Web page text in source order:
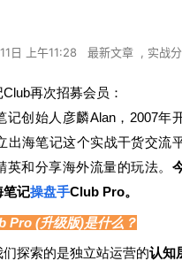
日 上午11:28 最新文章 , 实战
再次招募会员：
记创始人彦麟Alan，2007年
出海笔记这个实战干货交流
英和分享海外流量的玩法。
笔记操盘手Club Pro。
Pro (升级版)是什么？
探索的是独立站运营的认知